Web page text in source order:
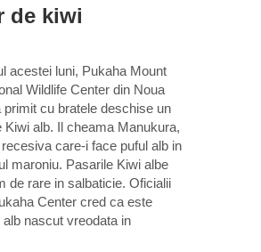
de kiwi
acestei luni, Pukaha Mount
Wildlife Center din Noua
primit cu bratele deschise un
Kiwi alb. Il cheama Manukura,
care-i face puful alb in
maroniu. Pasarile Kiwi albe
de rare in salbaticie. Oficialii
Center cred ca este
alb nascut vreodata in